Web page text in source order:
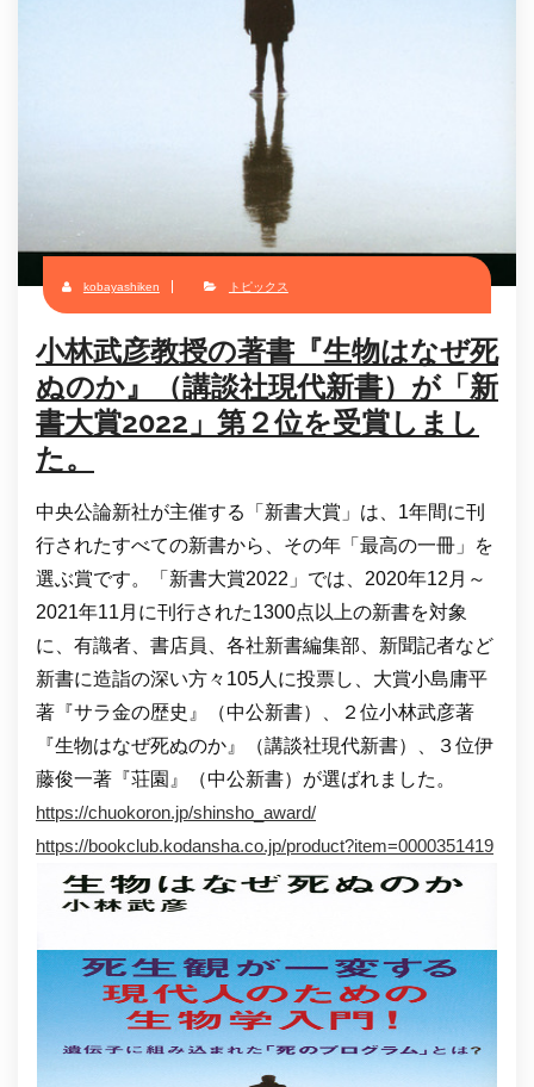
kobayashiken トピックス
小林武彦教授の著書『生物はなぜ死
ぬのか』（講談社現代新書）が「新
書大賞2022」第２位を受賞しまし
た。
中央公論新社が主催する「新書大賞」は、1年間に刊
行されたすべての新書から、その年「最高の一冊」を
選ぶ賞です。「新書大賞2022」では、2020年12月～
2021年11月に刊行された1300点以上の新書を対象
に、有識者、書店員、各社新書編集部、新聞記者など
新書に造詣の深い方々105人に投票し、大賞小島庸平
著『サラ金の歴史』（中公新書）、２位小林武彦著
『生物はなぜ死ぬのか』（講談社現代新書）、３位伊
藤俊一著『荘園』（中公新書）が選ばれました。
https://chuokoron.jp/shinsho_award/
https://bookclub.kodansha.co.jp/product?item=0000351419